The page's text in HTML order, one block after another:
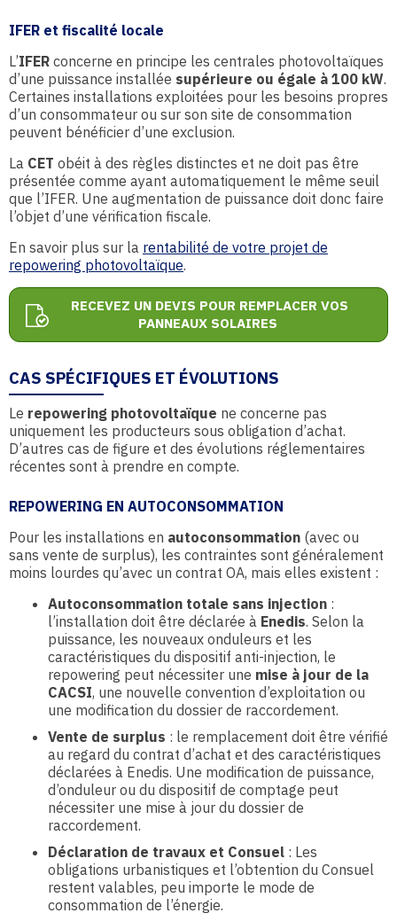
IFER et fiscalité locale
L’IFER concerne en principe les centrales photovoltaïques
d’une puissance installée supérieure ou égale à 100 kW.
Certaines installations exploitées pour les besoins propres
d’un consommateur ou sur son site de consommation
peuvent bénéficier d’une exclusion.
La CET obéit à des règles distinctes et ne doit pas être
présentée comme ayant automatiquement le même seuil
que l’IFER. Une augmentation de puissance doit donc faire
l’objet d’une vérification fiscale.
En savoir plus sur la rentabilité de votre projet de
repowering photovoltaïque.
RECEVEZ UN DEVIS POUR REMPLACER VOS
PANNEAUX SOLAIRES
CAS SPÉCIFIQUES ET ÉVOLUTIONS
Le repowering photovoltaïque ne concerne pas
uniquement les producteurs sous obligation d’achat.
D’autres cas de figure et des évolutions réglementaires
récentes sont à prendre en compte.
REPOWERING EN AUTOCONSOMMATION
Pour les installations en autoconsommation (avec ou
sans vente de surplus), les contraintes sont généralement
moins lourdes qu’avec un contrat OA, mais elles existent :
Autoconsommation totale sans injection :
l’installation doit être déclarée à Enedis. Selon la
puissance, les nouveaux onduleurs et les
caractéristiques du dispositif anti-injection, le
repowering peut nécessiter une mise à jour de la
CACSI, une nouvelle convention d’exploitation ou
une modification du dossier de raccordement.
Vente de surplus : le remplacement doit être vérifié
au regard du contrat d’achat et des caractéristiques
déclarées à Enedis. Une modification de puissance,
d’onduleur ou du dispositif de comptage peut
nécessiter une mise à jour du dossier de
raccordement.
Déclaration de travaux et Consuel : Les
obligations urbanistiques et l’obtention du Consuel
restent valables, peu importe le mode de
consommation de l’énergie.